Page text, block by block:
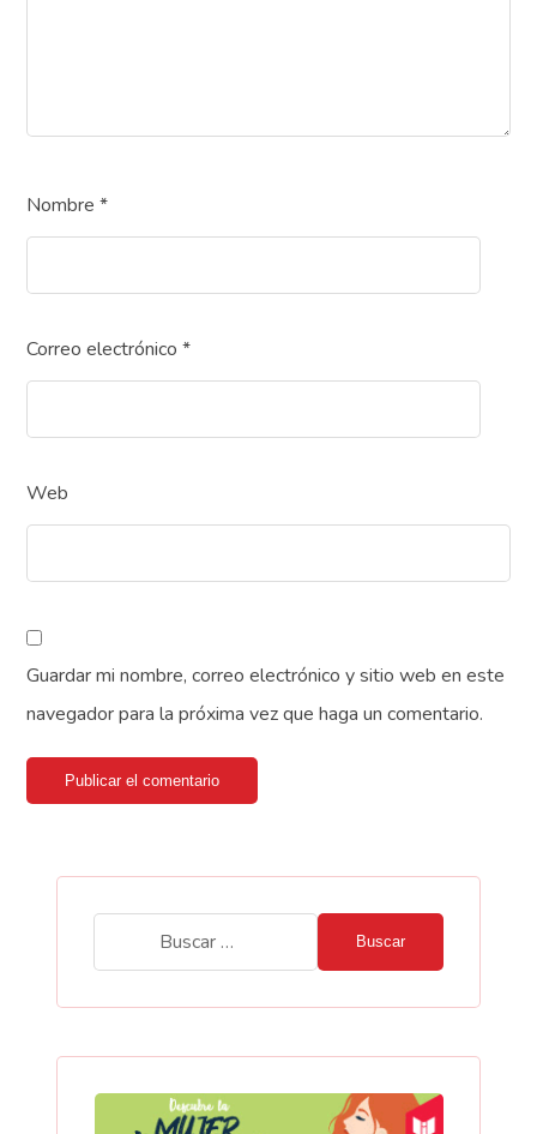
Nombre*
Correo electrónico*
Web
Guardar mi nombre, correo electrónico y sitio web en este
navegador para la próxima vez que haga un comentario.
Publicar el comentario
Buscar